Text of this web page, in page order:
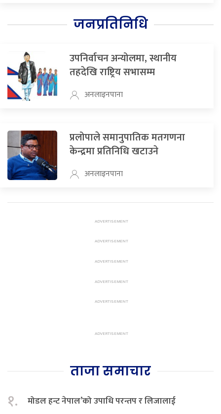
जनप्रतिनिधि
उपनिर्वाचन अन्योलमा, स्थानीय
तहदेखि राष्ट्रिय सभासम्म
अनलाइनपाना
प्रलोपाले समानुपातिक मतगणना
केन्द्रमा प्रतिनिधि खटाउने
अनलाइनपाना
ताजा समाचार
१. मोडल हन्ट नेपाल’को उपाधि परन्तप र लिजालाई